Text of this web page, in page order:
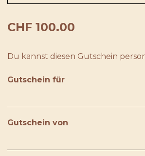
CHF 100.00
Du kannst diesen Gutschein
Gutschein für
Gutschein von